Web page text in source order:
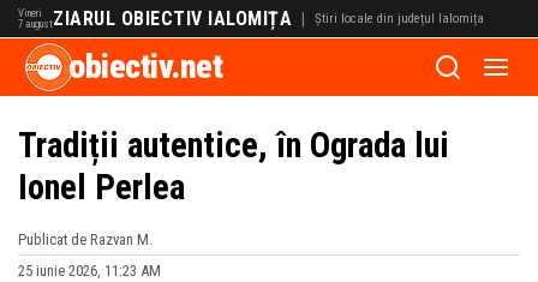
Vineri
7 augustZIARUL OBIECTIV IALOMIȚA | Știri locale din județul Ialomița
obiectiv.net
Tradiții autentice, în Ograda lui
Ionel Perlea
Publicat de Razvan M.
25 iunie 2026, 11:23 AM